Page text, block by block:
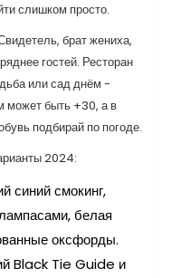
слишком просто.
брат жениха,
гостей. Ресторан
или сад днём -
может быть +30, а в
подбирай по погоде.
2024:
синий смокинг,
белая
оксфорды.
Black Tie Guide и